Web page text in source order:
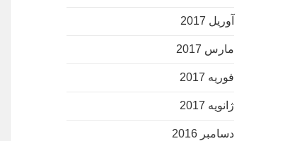
آوریل 2017
مارس 2017
فوریه 2017
ژانویه 2017
دسامبر 2016